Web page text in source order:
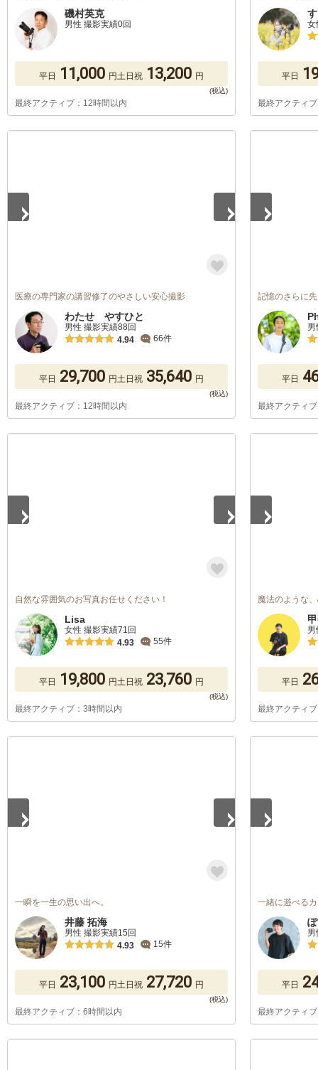
磯村英克
男性 撮影実績0回
平日 11,000 円土日祝 13,200 円
最終アクティブ：12時間以内
女
平日
最終アクティ
医療の専門家の講習修了のやさしい安心撮影
わたせ やすひと
男性 撮影実績88回
4.94
66件
平日 29,700 円土日祝 35,640 円
最終アクティブ：12時間以内
記憶のさらに
平日
最終アクティ
自然な雰囲気のお写真お任せください！
Lisa
女性 撮影実績71回
4.93
55件
平日 19,800 円土日祝 23,760 円
最終アクティブ：3時間以内
魔法のような
平日
最終アクティ
一瞬を一生の思い出へ。
井藤 拓海
男性 撮影実績15回
4.93
15件
平日 23,100 円土日祝 27,720 円
最終アクティブ：6時間以内
一緒に遊べる
平日
最終アクティ